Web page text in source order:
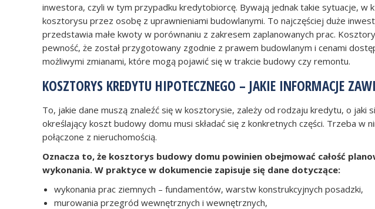
inwestora, czyli w tym przypadku kredytobiorcę. Bywają jednak takie sytuacje, w
kosztorysu przez osobę z uprawnieniami budowlanymi. To najczęściej duże
przedstawia małe kwoty w porównaniu z zakresem zaplanowanych prac.
pewność, że został przygotowany zgodnie z prawem budowlanym i cenami
możliwymi zmianami, które mogą pojawić się w trakcie budowy czy remontu.
KOSZTORYS KREDYTU HIPOTECZNEGO – JAKIE INFORMACJE
To, jakie dane muszą znaleźć się w kosztorysie, zależy od rodzaju kredytu, o jaki
określający koszt budowy domu musi składać się z konkretnych części. Trzeba w
połączone z nieruchomością.
Oznacza to, że kosztorys budowy domu powinien obejmować całość
wykonania. W praktyce w dokumencie zapisuje się dane dotyczące:
wykonania prac ziemnych – fundamentów, warstw konstrukcyjnych posadzki,
murowania przegród wewnętrznych i wewnętrznych,